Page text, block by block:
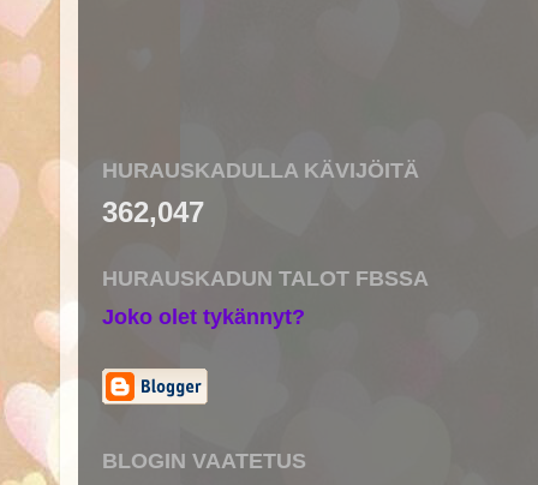
HURAUSKADULLA KÄVIJÖITÄ
362,047
HURAUSKADUN TALOT FBSSA
Joko olet tykännyt?
BLOGIN VAATETUS